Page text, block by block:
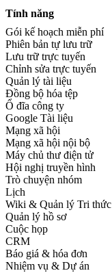
Tính năng
Gói kế hoạch miễn phí
Phiên bản tự lưu trữ
Lưu trữ trực tuyến
Chỉnh sửa trực tuyến
Quản lý tài liệu
Đồng bộ hóa tệp
Ổ đĩa công ty
Google Tài liệu
Mạng xã hội
Mạng xã hội nội bộ
Máy chủ thư điện tử
Hội nghị truyền hình
Trò chuyện nhóm
Lịch
Wiki & Quản lý Tri thức
Quản lý hồ sơ
Cuộc họp
CRM
Báo giá & hóa đơn
Nhiệm vụ & Dự án